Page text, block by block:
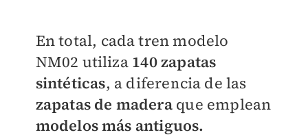
En total, cada tren modelo
NM02 utiliza 140 zapatas
sintéticas, a diferencia de las
zapatas de maderaque emplean
modelos más antiguos.